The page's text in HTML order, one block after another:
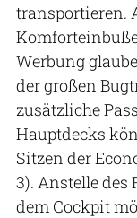
transportieren.
Werbung
der großen
zusätzliche
Hauptdecks
Sitzen der
3). Anstelle
dem Cockpit